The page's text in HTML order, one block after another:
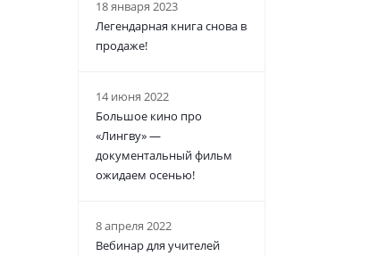
18 января 2023
Легендарная книга снова в
продаже!
14 июня 2022
Большое кино про
«Лингву» —
документальный фильм
ожидаем осенью!
8 апреля 2022
Вебинар для учителей